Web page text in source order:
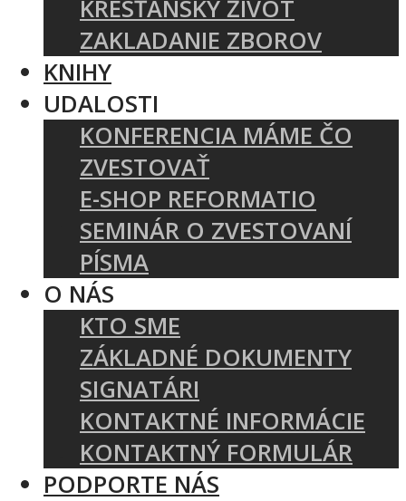
KRESŤANSKÝ ŽIVOT
ZAKLADANIE ZBOROV
KNIHY
UDALOSTI
KONFERENCIA MÁME ČO
ZVESTOVAŤ
E-SHOP REFORMATIO
SEMINÁR O ZVESTOVANÍ
PÍSMA
O NÁS
KTO SME
ZÁKLADNÉ DOKUMENTY
SIGNATÁRI
KONTAKTNÉ INFORMÁCIE
KONTAKTNÝ FORMULÁR
PODPORTE NÁS